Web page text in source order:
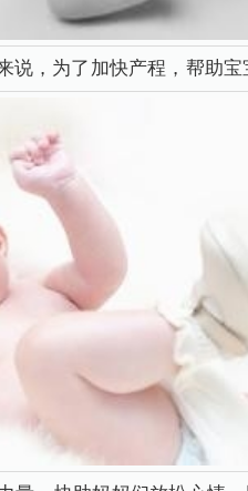
说，为了加快产程，帮助